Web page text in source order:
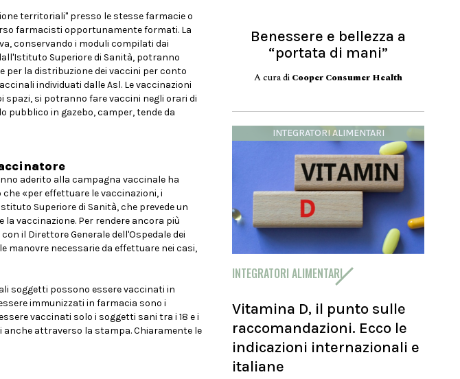
territoriali" presso le stesse farmacie o
farmacisti opportunamente formati. La
conservando i moduli compilati dai
Superiore di Sanità, potranno
la distribuzione dei vaccini per conto
individuati dalle Asl. Le vaccinazioni
spazi, si potranno fare vaccini negli orari di
pubblico in gazebo, camper, tende da
aderito alla campagna vaccinale ha
«per effettuare le vaccinazioni, i
Superiore di Sanità, che prevede un
vaccinazione. Per rendere ancora più
il Direttore Generale dell'Ospedale dei
necessarie da effettuare nei casi,
soggetti possono essere vaccinati in
immunizzati in farmacia sono i
vaccinati solo i soggetti sani tra i 18 e i
anche attraverso la stampa. Chiaramente le
Benessere e bellezza a
“portata di mani”
A cura di Cooper Consumer Health
INTEGRATORI ALIMENTARI
INTEGRATORI ALIMENTARI
Vitamina D, il punto sulle
raccomandazioni. Ecco le
indicazioni internazionali e
italiane